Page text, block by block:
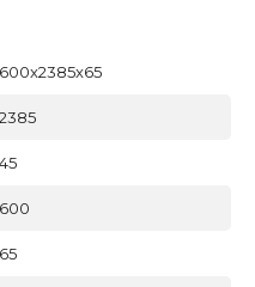
600x2385x65
2385
45
600
65